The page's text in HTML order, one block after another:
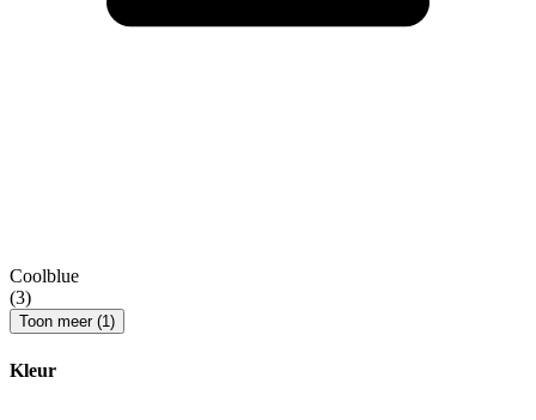
Coolblue
(3)
Toon meer (1)
Kleur